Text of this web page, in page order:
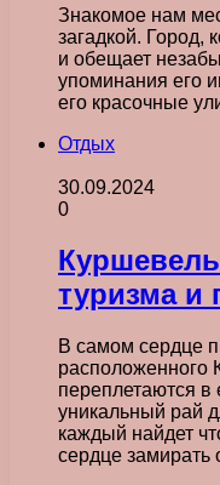
Знакомое нам
загадкой. Город,
и обещает
упоминания его
его красочные
Отдых
30.09.2024
0
туризма и
В самом сердце
расположенного
переплетаются в
уникальный рай
каждый найдет
сердце замирать